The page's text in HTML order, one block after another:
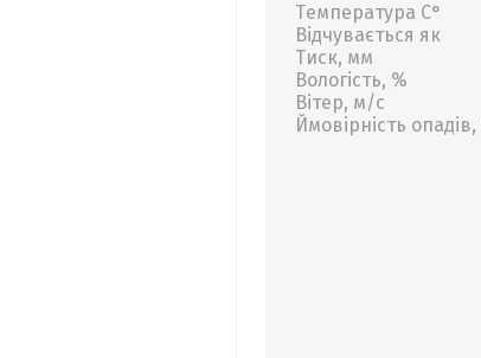
Температура С°
Відчувається як
Тиск, мм
Вологість, %
Вітер, м/с
Ймовірність опадів,